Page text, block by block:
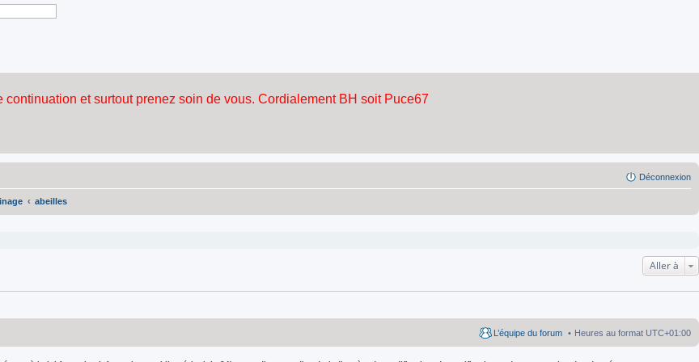
Déconnexion
abeilles
Aller à
Heures au format UTC+01:00
L’équipe du forum